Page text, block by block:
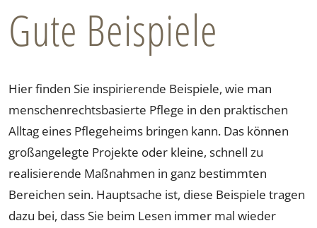
Gute Beispiele
Hier finden Sie inspirierende Beispiele, wie man
menschenrechtsbasierte Pflege in den praktischen
Alltag eines Pflegeheims bringen kann. Das können
großangelegte Projekte oder kleine, schnell zu
realisierende Maßnahmen in ganz bestimmten
Bereichen sein. Hauptsache ist, diese Beispiele tragen
dazu bei, dass Sie beim Lesen immer mal wieder